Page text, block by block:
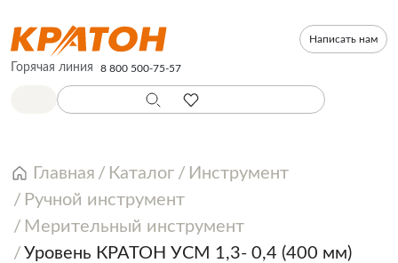
Написать нам
Горячая линия 8 800 500-75-57
Главная Каталог
Инструмент
Ручной инструмент
Мерительный инструмент
Уровень КРАТОН УСМ 1,3- 0,4 (400 мм)